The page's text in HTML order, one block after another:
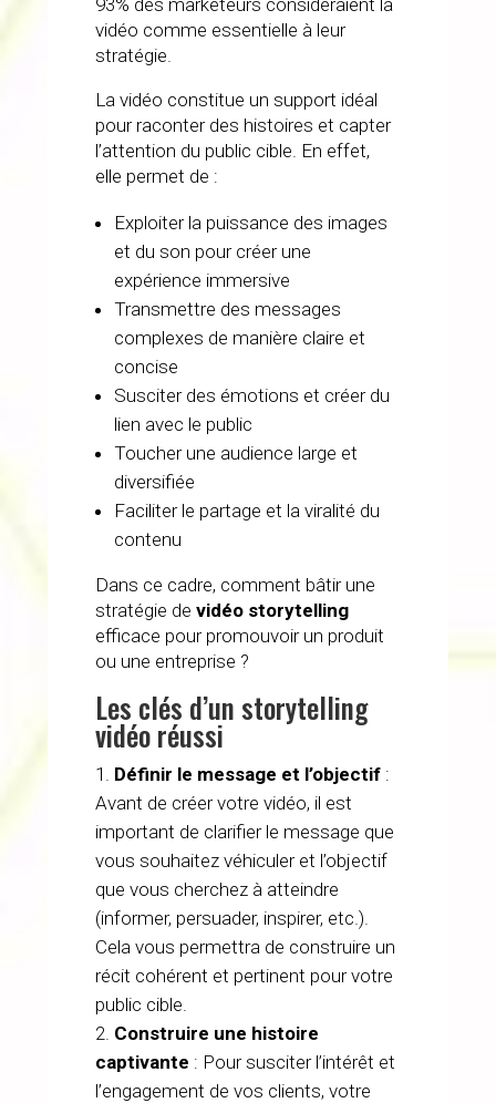
vidéo comme essentielle à leur
stratégie.
La vidéo constitue un support idéal
pour raconter des histoires et capter
l’attention du public cible. En effet,
elle permet de :
Exploiter la puissance des images
et du son pour créer une
expérience immersive
Transmettre des messages
complexes de manière claire et
concise
Susciter des émotions et créer du
lien avec le public
Toucher une audience large et
diversifiée
Faciliter le partage et la viralité du
contenu
Dans ce cadre, comment bâtir une
stratégie devidéo storytelling
efficace pour promouvoir un produit
ou une entreprise ?
Les clés d’un storytelling
vidéo réussi
Définir le message et l’objectif :
Avant de créer votre vidéo, il est
important de clarifier le message que
vous souhaitez véhiculer et l’objectif
que vous cherchez à atteindre
(informer, persuader, inspirer, etc.).
Cela vous permettra de construire un
récit cohérent et pertinent pour votre
public cible.
Construire une histoire
captivante : Pour susciter l’intérêt et
l’engagement de vos clients, votre